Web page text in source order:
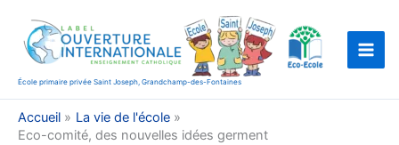
contenu
École primaire privée Saint Joseph, Grandchamp-des-Fontaines
Accueil
La vie de l'école
Eco-comité, des nouvelles idées germent